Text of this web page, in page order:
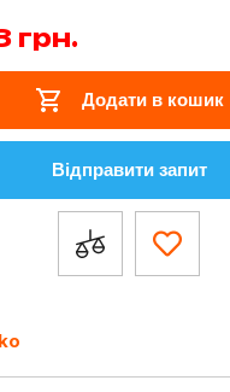
грн.
Додати в кошик
Відправити запит